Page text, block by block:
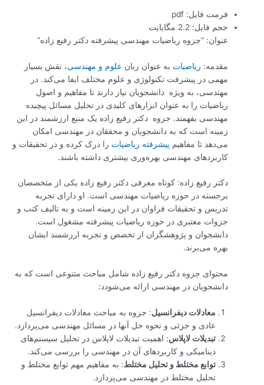
فرمت فایل: pdf
حجم فایل: 2.2 مگابایت
عنوان: “جزوه ریاضیات مهندسی پیشرفته دکتر رفیع زاده”
مقدمه: ریاضیات به عنوان زبان علوم و مهندسی، نقش بسیار
مهمی در پیشرفت تکنولوژی و علوم مختلف ایفا می‌کند. در
مهندسی، به ویژه دانشجویان نیاز دارند تا مفاهیم و اصول
ریاضیات را به عنوان ابزارهای کلیدی در تحلیل مسائل پیچیده
مهندسی بفهمند. جزوه دکتر رفیع زاده یک منبع ارزشمند در این
زمینه است که به دانشجویان و محققان در مهندسی امکان
می‌دهد تا مفاهیم پیشرفته ریاضیات را درک کرده و در تحقیقات و
کاربردهای مهندسی بهره‌وری بیشتری داشته باشند.
دکتر رفیع زاده: کوتاه معرفی دکتر رفیع زاده یکی از متخصصان
برجسته در حوزه ریاضیات مهندسی است. او دارای تجربه
تدریس و تحقیقات فراوان در این زمینه است و به تالیف کتب و
جزوات معتبری در حوزه ریاضیات پیشرفته مشغول است.
دانشجوان و پژوهشگران از تخصص و تجربه ارزشمند ایشان
بهره می‌برند.
محتوای جزوه دکتر رفیع زاده شامل مباحث متنوعی است که به
دانشجویان در مهندسی ارائه می‌شودد:
معادلات دیفرانسیل: جزوه به مباحث معادلات دیفرانسیل
عادی و جزئی و نحوه حل آنها در مسائل مهندسی می‌پردازد.
تبدیلات لاپلاس: اهمیت تبدیلات لاپلاس در تحلیل سیستم‌های
دینامیکی و کاربردهای آن در مهندسی را بررسی می‌کند.
توابع مختلط و تحلیل مختلط: به مفاهیم مهم توابع مختلط و
تحلیل مختلط در مهندسی می‌پردازد.